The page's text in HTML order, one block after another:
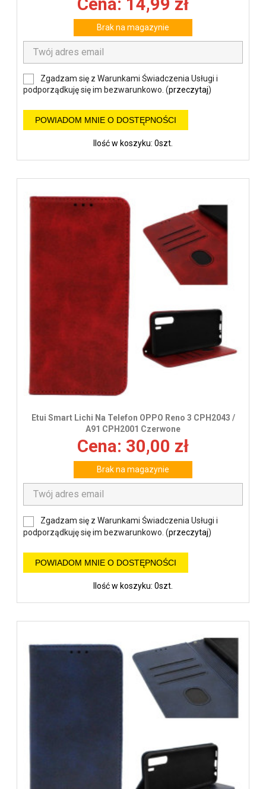
Cena: 14,99 zł
Brak na magazynie
Zgadzam się z Warunkami Świadczenia Usługi i
podporządkuję się im bezwarunkowo. (przeczytaj)
POWIADOM MNIE O DOSTĘPNOŚCI
Ilość w koszyku: 0szt.
Etui Smart Lichi Na Telefon OPPO Reno 3 CPH2043 /
A91 CPH2001 Czerwone
Cena: 30,00 zł
Brak na magazynie
Zgadzam się z Warunkami Świadczenia Usługi i
podporządkuję się im bezwarunkowo. (przeczytaj)
POWIADOM MNIE O DOSTĘPNOŚCI
Ilość w koszyku: 0szt.